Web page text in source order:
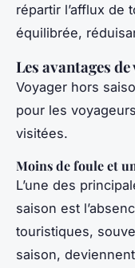
répartir l’afflux de
équilibrée,
Les avantages
Voyager hors
pour les
visitées.
Moins de foule et
L’une des
saison est
touristiques,
saison,